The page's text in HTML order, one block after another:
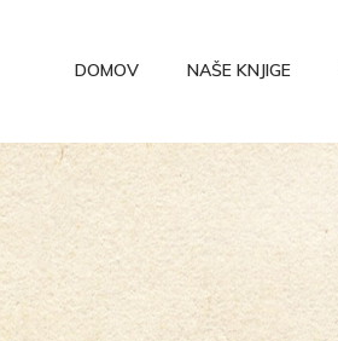
DOMOV NAŠE KNJIGE